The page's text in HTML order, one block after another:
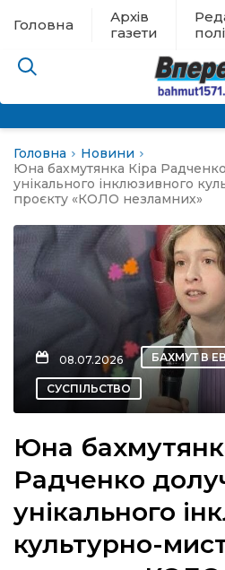
Головна
Архів
газети
евакуації
новини
Головна
Новини
Юна бахмутянка Кіра
унікального інклюзивного
проєкту «КОЛО незламних»
08.07.2026 БАХМУТ В
СУСПІЛЬСТВО
Юна
Радченко
унікального
культурно-